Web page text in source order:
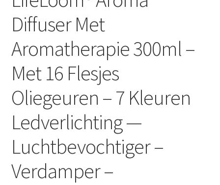
Diffuser Met
Aromatherapie 300ml –
Met 16 Flesjes
Oliegeuren – 7 Kleuren
Ledverlichting —
Luchtbevochtiger –
Verdamper –